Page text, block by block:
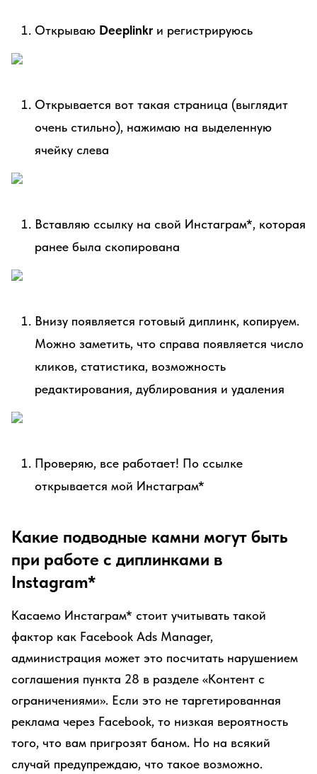
Открываю Deeplinkr и регистрируюсь
Открывается вот такая страница (выглядит
очень стильно), нажимаю на выделенную
ячейку слева
Вставляю ссылку на свой Инстаграм*, которая
ранее была скопирована
Внизу появляется готовый диплинк, копируем.
Можно заметить, что справа появляется число
кликов, статистика, возможность
редактирования, дублирования и удаления
Проверяю, все работает! По ссылке
открывается мой Инстаграм*
Какие подводные камни могут быть
при работе с диплинками в
Instagram*
Касаемо Инстаграм* стоит учитывать такой
фактор как Facebook Ads Manager,
администрация может это посчитать нарушением
соглашения пункта 28 в разделе «Контент с
ограничениями». Если это не таргетированная
реклама через Facebook, то низкая вероятность
того, что вам пригрозят баном. Но на всякий
случай предупреждаю, что такое возможно.